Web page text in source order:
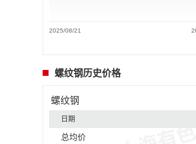
2025/08/21
螺纹钢历史价格
螺纹钢
日期
总均价